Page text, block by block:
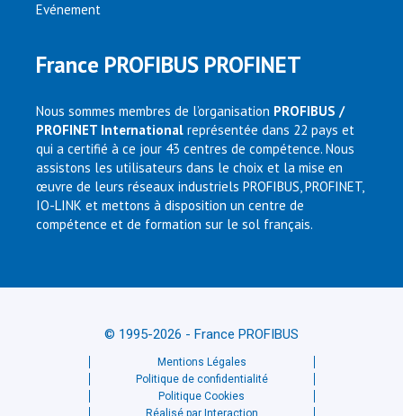
Evénement
France PROFIBUS PROFINET
Nous sommes membres de l’organisation PROFIBUS /
PROFINET International représentée dans 22 pays et
qui a certifié à ce jour 43 centres de compétence. Nous
assistons les utilisateurs dans le choix et la mise en
œuvre de leurs réseaux industriels PROFIBUS, PROFINET,
IO-LINK et mettons à disposition un centre de
compétence et de formation sur le sol français.
© 1995-2026 - France PROFIBUS
Mentions Légales
Politique de confidentialité
Politique Cookies
Réalisé par Interaction